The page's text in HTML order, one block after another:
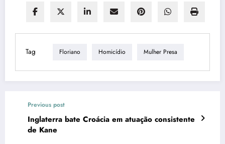
Tag Floriano Homicídio Mulher Presa
Previous post
Inglaterra bate Croácia em atuação consistente
de Kane